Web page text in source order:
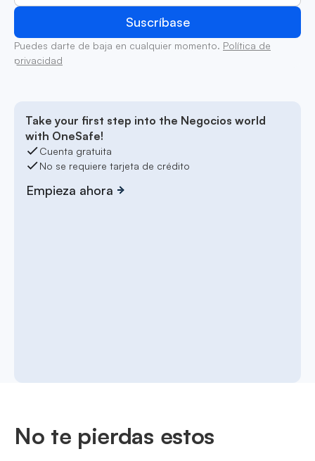
Puedes darte de baja en cualquier momento. Política de
privacidad
Take your first step into the Negocios world
with OneSafe!
Cuenta gratuita
No se requiere tarjeta de crédito
Empieza ahora
No te pierdas estos